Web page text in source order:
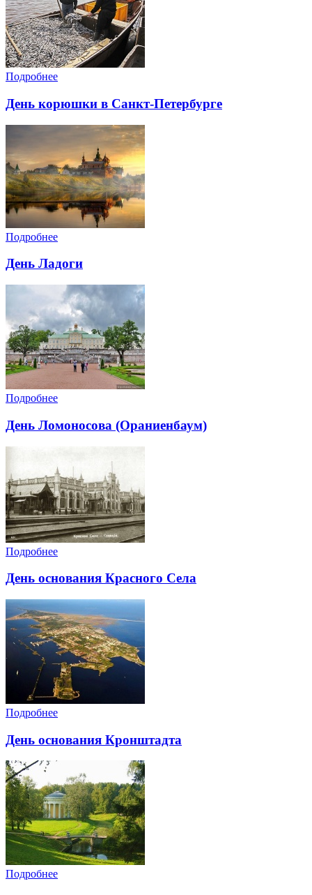
Подробнее
День корюшки в Санкт-Петербурге
Подробнее
День Ладоги
Подробнее
День Ломоносова (Ораниенбаум)
Подробнее
День основания Красного Села
Подробнее
День основания Кронштадта
Подробнее